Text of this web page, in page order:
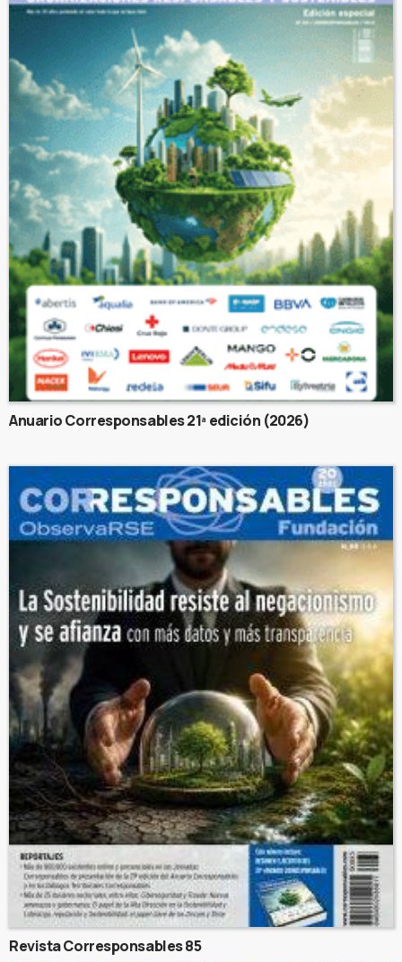
Anuario Corresponsables 21ª edición (2026)
Revista Corresponsables 85